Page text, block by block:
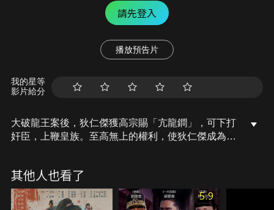
請先登入
播放預告片
我的星等
影片給分
大破龍王案後，狄仁傑獲高宗賜「亢龍鐧」，可下打
奸臣，上鞭皇族。至高無上的權利，使狄仁傑成為武
兇；皇城大殿金龍復活，連殺數人。面對種種異象，
狄仁傑將如何揭開神祕案件的真相、攻破武后的心懷
不軌…
其他人也看了
5.9